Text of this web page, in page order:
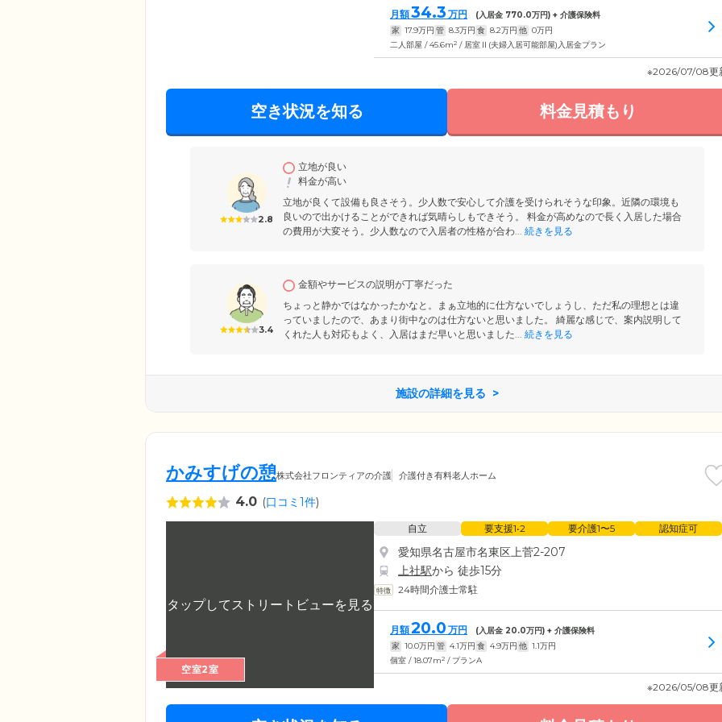
月額34.3 万円 (入居金 770.0万円) + 介護保険料
家 17.9万円 管 8.3万円 食 8.2万円 他 0万円
二人部屋 / 45.6m2 / 居室Ⅱ(夫婦入居可能部屋)入居金プラン
※2026/07/08更
空き状況を知る 料金見積もり
2.8
立地が良い
料金が高い
立地が良くて設備も良さそう。少人数で安心して介護を受けられそうな印象。近隣の環境も
良いので出かけることができれば気晴らしもできそう。 料金が高めなので長く入居した場合
の費用が大変そう。少人数なので入居者の性格が合わ... 続きを見る
3.4
金額やサービスの説明が丁寧だった
ちょっと静かではなかったかなと。まぁ立地的に仕方ないでしょうし、ただ私の理想とは違
っていましたので、あまり街中なのは仕方ないと思いました。 綺麗な感じで、案内説明して
くれた人も対応もよく、入居はまだ早いと思いました... 続きを見る
施設の詳細を見る
かみすげの憩株式会社フロンティアの介護 介護付き有料老人ホーム
4.0 (口コミ1件)
空室2室
自立 要支援1•2 要介護1〜5 認知症可
愛知県名古屋市名東区上菅2-207
上社駅から 徒歩15分
24時間介護士常駐
月額20.0 万円 (入居金 20.0万円) + 介護保険料
家 10.0万円 管 4.1万円 食 4.9万円 他 1.1万円
個室 / 18.07m2 / プランA
※2026/05/08更